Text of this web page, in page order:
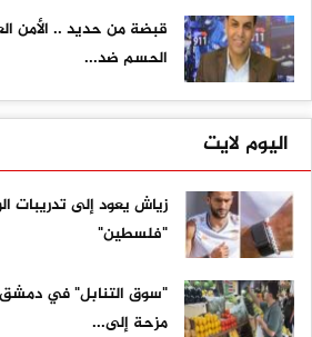
قبضة من حديد .. الأمن
الحسم ضد...
اليوم لايت
زياش يعود إلى تدريبات
"فلسطين"
"سوق التنابل" في
مزحة إلى...